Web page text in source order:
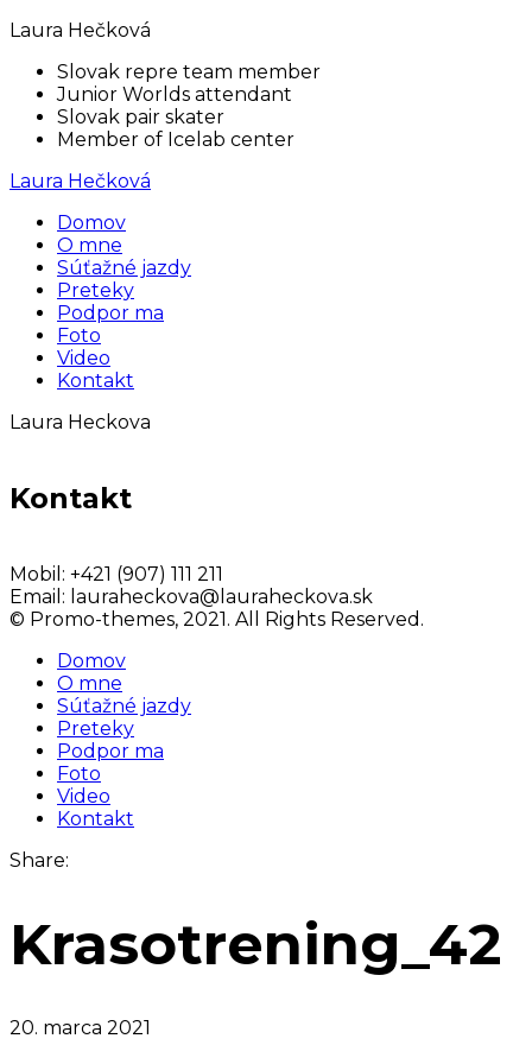
Laura Hečková
Slovak repre team member
Junior Worlds attendant
Slovak pair skater
Member of Icelab center
Laura Hečková
Domov
O mne
Súťažné jazdy
Preteky
Podpor ma
Foto
Video
Kontakt
Laura Heckova
Kontakt
Mobil: +421 (907) 111 211
Email: lauraheckova@lauraheckova.sk
© Promo-themes, 2021. All Rights Reserved.
Domov
O mne
Súťažné jazdy
Preteky
Podpor ma
Foto
Video
Kontakt
Share:
Krasotrening_42
20. marca 2021